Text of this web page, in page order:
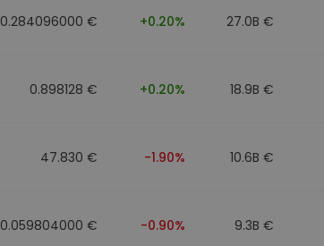
0.284096000 € +0.20% 27.0B €
0.898128 € +0.20% 18.9B €
47.830 € -1.90% 10.6B €
0.059804000 € -0.90% 9.3B €